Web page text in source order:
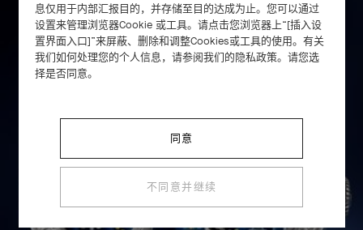
息仅用于内部汇报目的，并存储至目的达成为止。您可以通过
设置来管理浏览器Cookie 或工具。请点击您浏览器上“[插入设
置界面入口]”来屏蔽、删除和调整Cookies或工具的使用。有关
我们如何处理您的个人信息，请参阅我们的隐私政策。请您选
择是否同意。
同意
不同意并继续